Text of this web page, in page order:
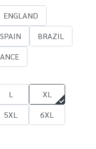
ENGLAND
SPAIN
BRAZIL
L
XL
5XL
6XL